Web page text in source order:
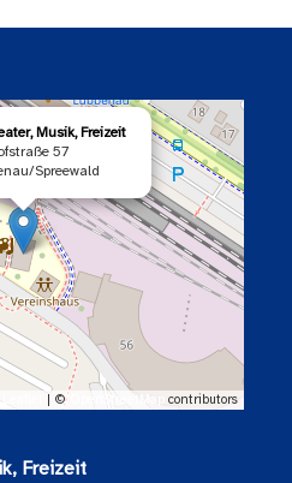
Musik, Freizeit
57
Spreewald
| © contributors
Freizeit